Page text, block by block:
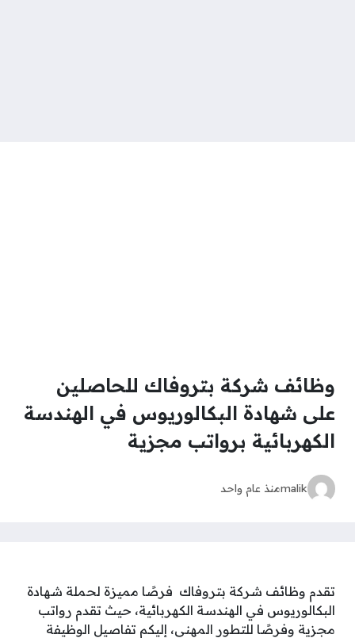
وظائف شركة بتروفاك للحاصلين
على شهادة البكالوريوس في الهندسة
الكهربائية برواتب مجزية
malikمنذ عام واحد
تقدم وظائف شركة بتروفاك فرصًا مميزة لحملة شهادة
البكالوريوس في الهندسة الكهربائية، حيث تقدم رواتب
مجزية وفرصًا للتطور المهني، إليكم تفاصيل الوظيفة